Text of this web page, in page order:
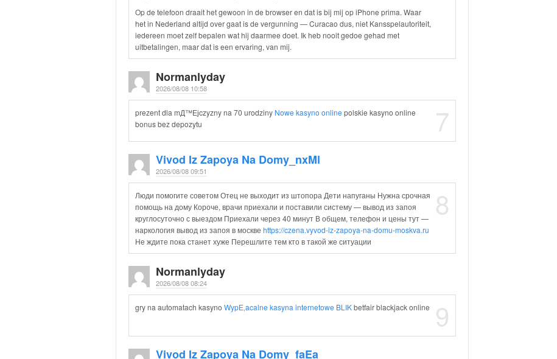
Op de telefoon draait het gewoon in de browser en dat is bij mij op iPhone prima. Waar
het in Nederland altijd over gaat is de vergunning — Curacao dus, niet Kansspelautoriteit,
iedereen moet zelf bepalen wat hij daarmee doet. Ik heb nooit gedoe gehad met
uitbetalingen, maar dat is een ervaring, van mij.
Normanlyday
2026/08/08 10:58
7
prezent dla mД™Ејczyzny na 70 urodziny Nowe kasyno online polskie kasyno online
bonus bez depozytu
Vivod Iz Zapoya Na Domy_nxMl
2026/08/08 09:51
8
Люди помогите советом Отец не выходит из штопора Дети напуганы Нужна срочная
помощь на дому Короче, врачи приехали и поставили систему — вывод из запоя
круглосуточно с выездом Приехали через 40 минут В общем, телефон и цены тут —
наркология вывод из запоя в москве https://czena.vyvod-iz-zapoya-na-domu-moskva.ru
Не ждите пока станет хуже Перешлите тем кто в такой же ситуации
Normanlyday
2026/08/08 08:24
9
gry na automatach kasyno WypЕ‚acalne kasyna internetowe BLIKbetfair blackjack online
Vivod Iz Zapoya Na Domy_faEa